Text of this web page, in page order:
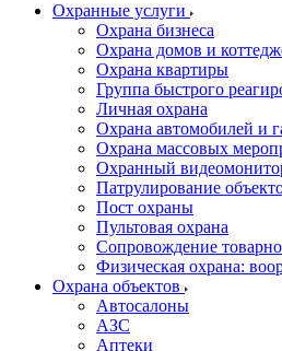
Охранные услуги
Охрана бизнеса
Охрана домов и
Охрана квартиры
Группа быстрого
Личная охрана
Охрана автомобилей и
Охрана массовых
Охранный
Патрулирование
Пост охраны
Пультовая охрана
Сопровождение
Физическая охрана:
Охрана объектов
Автосалоны
АЗС
Аптеки